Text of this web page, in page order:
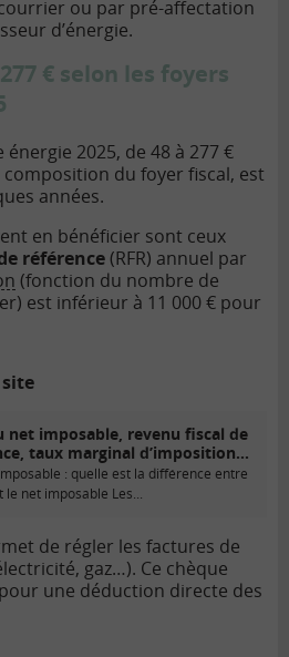
ou par pré-affectation
d’énergie.
€ selon les foyers
2025, de 48 à 277 €
du foyer fiscal, est
années.
en bénéficier sont ceux
référence(RFR) annuel par
(fonction du nombre de
est inférieur à 11 000 € pour
net imposable, revenu fiscal de
taux marginal d’imposition…
: quelle est la différence entre
le net imposable Les...
de régler les factures de
gaz…). Ce chèque
une déduction directe des